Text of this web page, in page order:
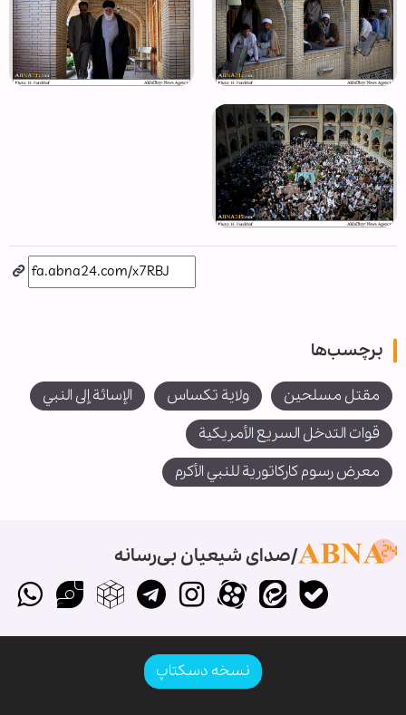
برچسب‌ها
مقتل مسلحين ولاية تكساس
الإسائة إلى النبي
قوات التدخل السريع الأمريكية
معرض رسوم كاركاتورية للنبي الأكرم
صدای شیعیان بی‌رسانه
نسخه دسکتاپ